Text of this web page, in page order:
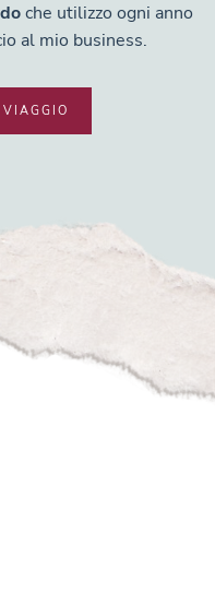
che utilizzo ogni anno
al mio business.